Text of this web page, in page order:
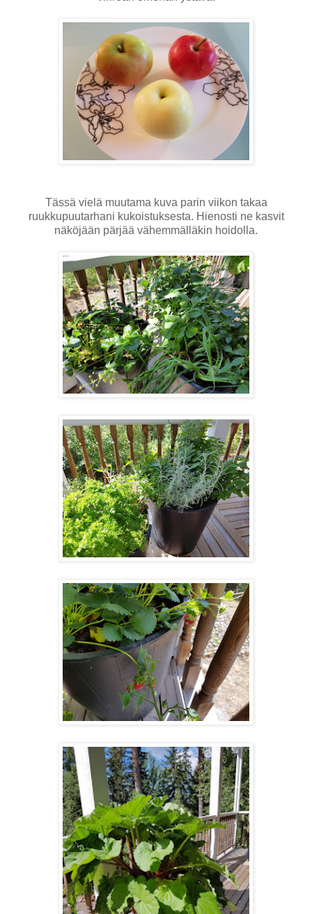
Tässä vielä muutama kuva parin viikon takaa
ruukkupuutarhani kukoistuksesta. Hienosti ne kasvit
näköjään pärjää vähemmälläkin hoidolla.